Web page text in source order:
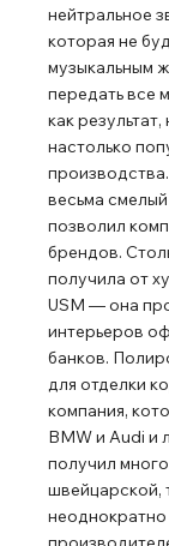
нейтральное
которая не
музыкальным
передать все
как
настолько
весьма
позволил
брендов.
получила от
USM ― она
интерьеров
банков.
для отделки
компания,
BMW и Audi и
получил
швейцарской,
неоднократно